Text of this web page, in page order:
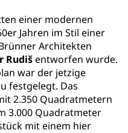
einer modernen
Jahren im Stil einer
Architekten
Rudišentworfen wurde.
war der jetzige
festgelegt. Das
2.350 Quadratmetern
3.000 Quadratmeter
mit einem hier